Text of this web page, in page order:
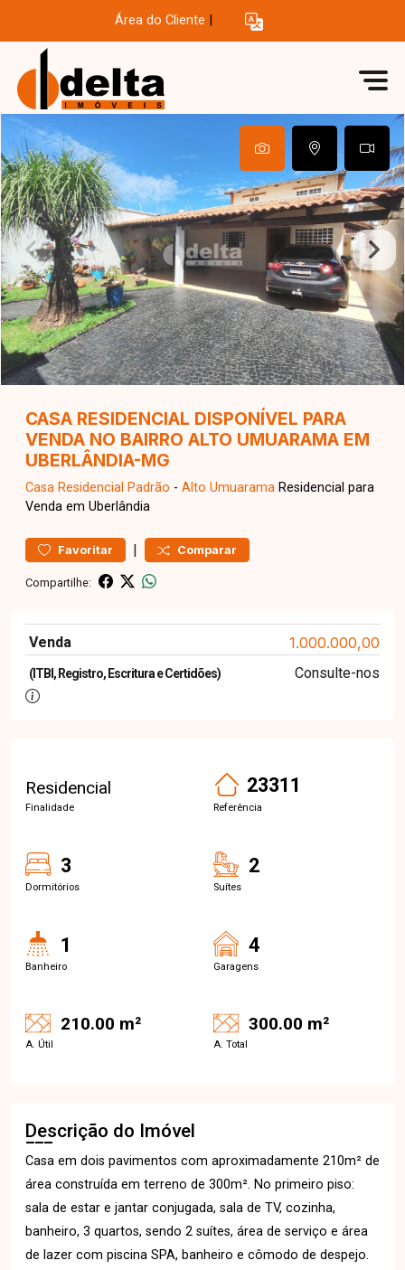
Área do Cliente
CASA RESIDENCIAL DISPONÍVEL PARA
VENDA NO BAIRRO ALTO UMUARAMA EM
UBERLÂNDIA-MG
Casa Residencial Padrão - Alto Umuarama Residencial para
Venda em Uberlândia
Favoritar | Comparar
Compartilhe:
Venda 1.000.000,00
(ITBI, Registro, Escritura e Certidões) Consulte-nos
Residencial
Finalidade
23311
Referência
3
Dormitórios
2
Suítes
1
Banheiro
4
Garagens
210.00 m²
A. Útil
300.00 m²
A. Total
Descrição do Imóvel
Casa em dois pavimentos com aproximadamente 210m² de
área construída em terreno de 300m². No primeiro piso:
sala de estar e jantar conjugada, sala de TV, cozinha,
banheiro, 3 quartos, sendo 2 suítes, área de serviço e área
de lazer com piscina SPA, banheiro e cômodo de despejo.